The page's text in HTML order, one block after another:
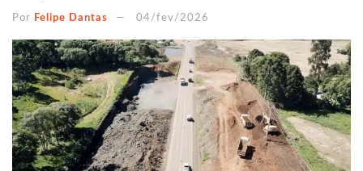
Por Felipe Dantas 04/fev/2026